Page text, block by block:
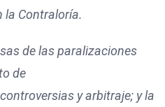
la Contraloría.
de las paralizaciones
de
y arbitraje; yla